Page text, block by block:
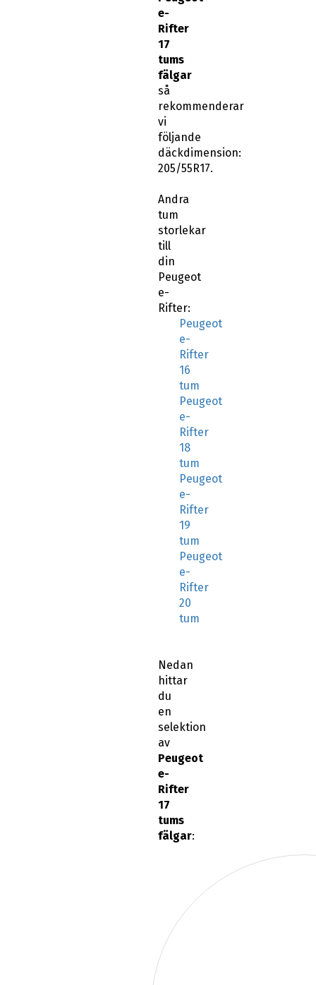
e-
Rifter
17
tums
fälgar
så
rekommenderar
vi
följande
däckdimension:
205/55R17.
Andra
tum
storlekar
till
din
Peugeot
e-
Rifter:
Peugeot
e-
Rifter
16
tum
Peugeot
e-
Rifter
18
tum
Peugeot
e-
Rifter
19
tum
Peugeot
e-
Rifter
20
tum
Nedan
hittar
du
en
selektion
av
Peugeot
e-
Rifter
17
tums
fälgar: